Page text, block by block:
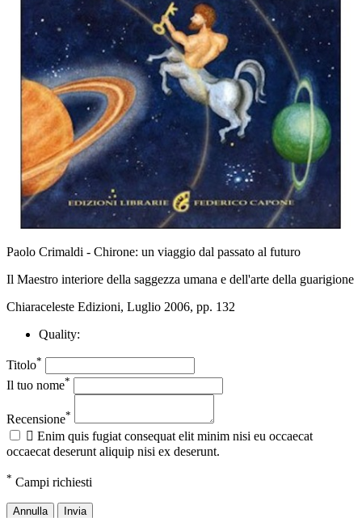
Paolo Crimaldi - Chirone: un viaggio dal passato al futuro
Il Maestro interiore della saggezza umana e dell'arte della guarigione
Chiaraceleste Edizioni, Luglio 2006, pp. 132
Quality:
Titolo*
Il tuo nome*
Recensione*
 Enim quis fugiat consequat elit minim nisi eu occaecat
occaecat deserunt aliquip nisi ex deserunt.
* Campi richiesti
Annulla Invia